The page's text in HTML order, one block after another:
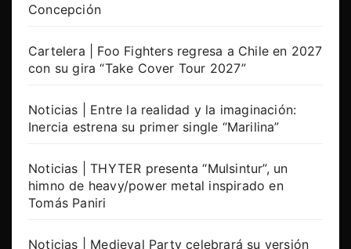
Concepción
Cartelera | Foo Fighters regresa a Chile en 2027
con su gira “Take Cover Tour 2027”
Noticias | Entre la realidad y la imaginación:
Inercia estrena su primer single “Marilina”
Noticias | THYTER presenta “Mulsintur”, un
himno de heavy/power metal inspirado en
Tomás Paniri
Noticias | Medieval Party celebrará su versión